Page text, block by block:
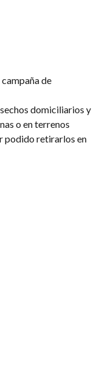
de
domiciliarios y
o en terrenos
podido retirarlos en